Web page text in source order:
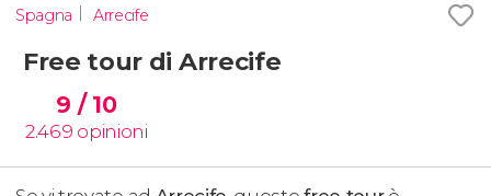
Spagna Arrecife
Free tour di Arrecife
9 / 10
2.469 opinioni